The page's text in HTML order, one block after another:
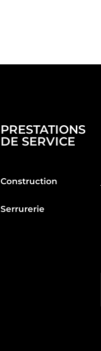
PRESTATIONS
DE SERVICE
Construction
Serrurerie